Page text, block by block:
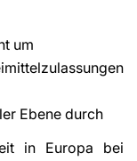
um
Ebene durch
in Europa bei